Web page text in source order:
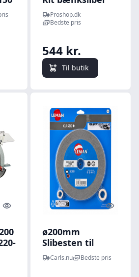
220-240 V/150 W
Proshop.dk
Bedste pris
544 kr.
Til butik
Quick look Quick
ø200mm
Slibesten til
bænksliber -
GRØN Korn 80
Carls.nu Bedste pris